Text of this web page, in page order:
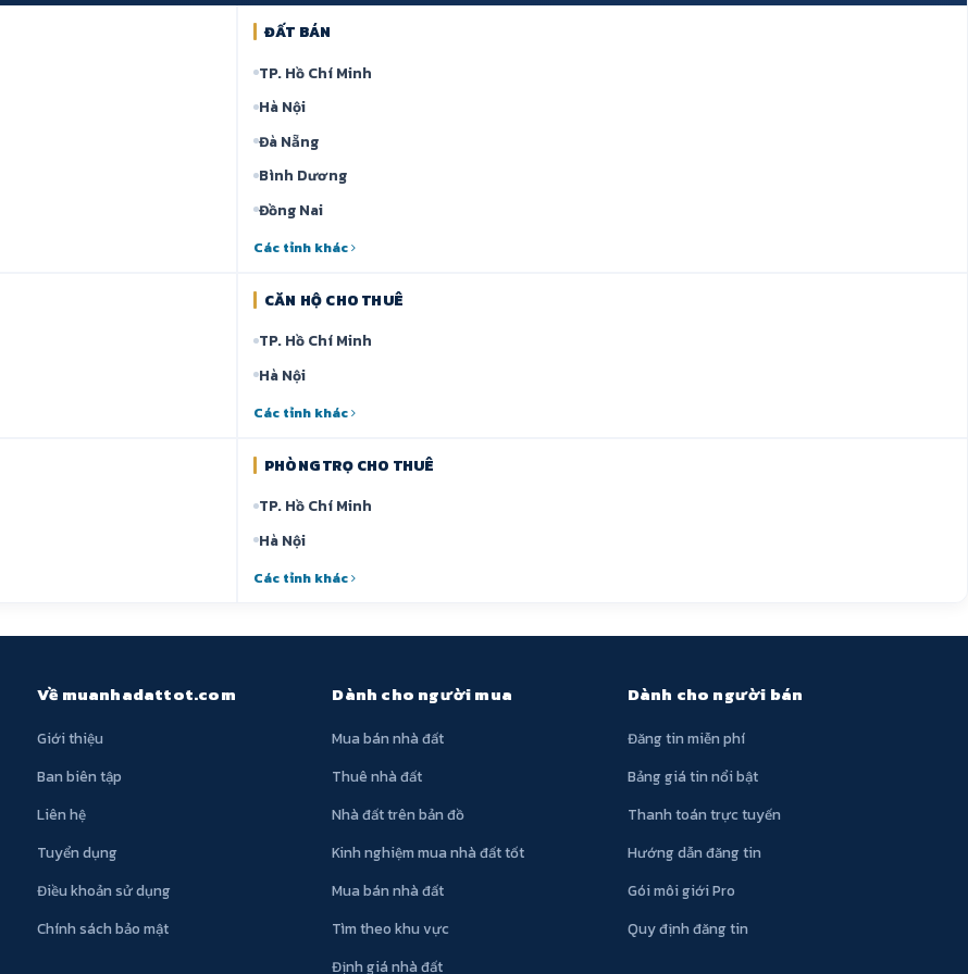
ĐẤT BÁN
TP. Hồ Chí Minh
Hà Nội
Đà Nẵng
Bình Dương
Đồng Nai
Các tỉnh khác
CĂN HỘ CHO THUÊ
TP. Hồ Chí Minh
Hà Nội
Các tỉnh khác
PHÒNG TRỌ CHO THUÊ
TP. Hồ Chí Minh
Hà Nội
Các tỉnh khác
Về muanhadattot.com
Giới thiệu
Ban biên tập
Liên hệ
Tuyển dụng
Điều khoản sử dụng
Chính sách bảo mật
Dành cho người mua
Mua bán nhà đất
Thuê nhà đất
Nhà đất trên bản đồ
Kinh nghiệm mua nhà đất tốt
Mua bán nhà đất
Tìm theo khu vực
Định giá nhà đất
Dành cho người bán
Đăng tin miễn phí
Bảng giá tin nổi bật
Thanh toán trực tuyến
Hướng dẫn đăng tin
Gói môi giới Pro
Quy định đăng tin